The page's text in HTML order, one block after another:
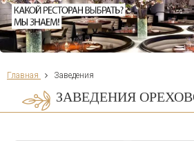
Главная Заведения
ЗАВЕДЕНИЯ